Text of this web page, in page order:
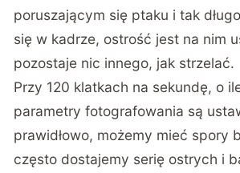
poruszającym się ptaku i tak
się w kadrze, ostrość jest na nim
pozostaje nic innego, jak strzelać.
Przy 120 klatkach na sekundę, o
parametry fotografowania są
prawidłowo, możemy mieć spory
często dostajemy serię ostrych i